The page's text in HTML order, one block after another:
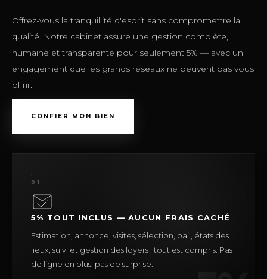
Offrez-vous la tranquillité d'esprit sans compromettre la
qualité. Notre cabinet assure une gestion complète,
humaine et transparente pour seulement 5% — avec un
engagement que les grands réseaux ne peuvent pas vous
offrir.
CONFIER MON BIEN
01
5% TOUT INCLUS — AUCUN FRAIS CACHÉ
Estimation, annonce, visites, sélection, bail, états des
lieux, suivi et gestion des loyers : tout est compris. Pas
de ligne en plus, pas de surprise.